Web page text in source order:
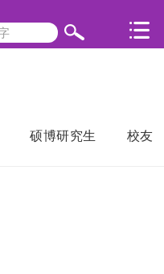
硕博研究生 校友